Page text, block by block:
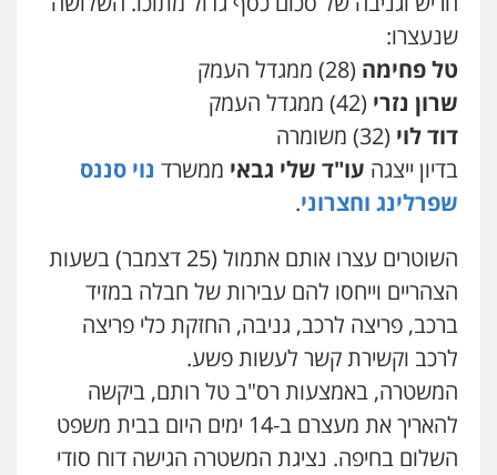
0525544654
עו"ד זוהר ארבל
פלילי פשיעה חמורה מעצרים וחקירות
0538788878
עו"ד שלי גורביץ – לוי
משפט פלילי פשיעה חמורה מעצרים
וחקירות צבאי תעבורה
0544218336
משרד עורכי דין חן ברוך
פלילי דיני תעבורה מעצרים וחקירות
0505078733
שנעצרו:
טל פחימה (28) ממגדל העמק
שרון נזרי (42) ממגדל העמק
דוד לוי (32) משומרה
בדיון ייצגה עו"ד שלי גבאי ממשרד נוי סננס
שפרלינג וחצרוני.
השוטרים עצרו אותם אתמול (25 דצמבר) בשעות
הצהריים וייחסו להם עבירות של חבלה במזיד
ברכב, פריצה לרכב, גניבה, החזקת כלי פריצה
לרכב וקשירת קשר לעשות פשע.
המשטרה, באמצעות רס"ב טל רותם, ביקשה
להאריך את מעצרם ב-14 ימים היום בבית משפט
השלום בחיפה. נציגת המשטרה הגישה דוח סודי